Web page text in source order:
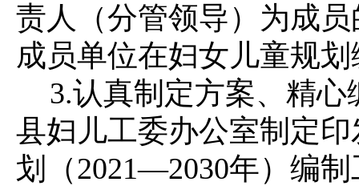
责人（分管领导）为成
成员单位在妇女儿童规
3.认真制定方案、精心
县妇儿工委办公室制定
划（2021—2030年）编